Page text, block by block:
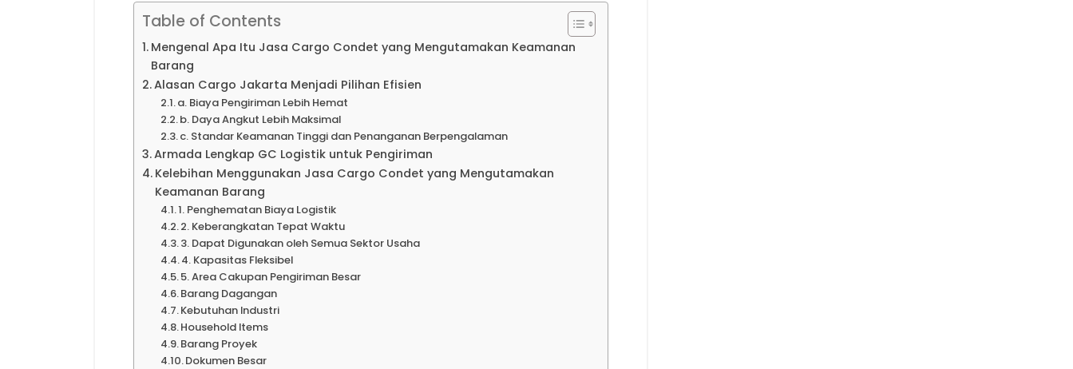
Table of Contents
Mengenal Apa Itu Jasa Cargo Condet yang Mengutamakan Keamanan
Barang
Alasan Cargo Jakarta Menjadi Pilihan Efisien
a. Biaya Pengiriman Lebih Hemat
b. Daya Angkut Lebih Maksimal
c. Standar Keamanan Tinggi dan Penanganan Berpengalaman
Armada Lengkap GC Logistik untuk Pengiriman
Kelebihan Menggunakan Jasa Cargo Condet yang Mengutamakan
Keamanan Barang
1. Penghematan Biaya Logistik
2. Keberangkatan Tepat Waktu
3. Dapat Digunakan oleh Semua Sektor Usaha
4. Kapasitas Fleksibel
5. Area Cakupan Pengiriman Besar
Barang Dagangan
Kebutuhan Industri
Household Items
Barang Proyek
Dokumen Besar